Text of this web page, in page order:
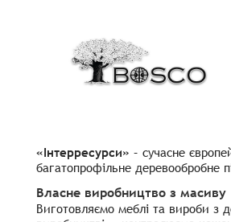
«Інтерресурси» – сучасне
багатопрофільне деревообробне
Власне виробництво з масиву
Виготовляємо меблі та вироби з